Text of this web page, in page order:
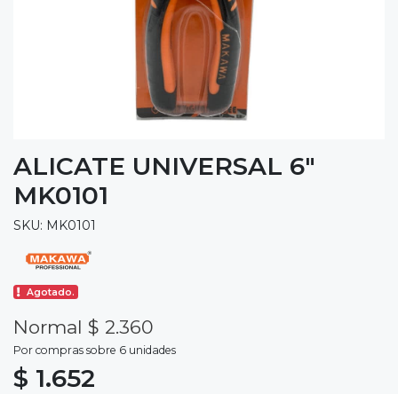
ALICATE UNIVERSAL 6"
MK0101
SKU: MK0101
Agotado.
Normal $ 2.360
Por compras sobre 6 unidades
$ 1.652